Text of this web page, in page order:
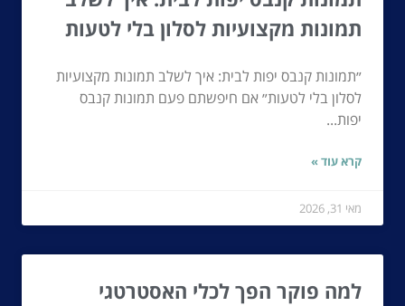
תמונות מקצועיות לסלון בלי לטעות
״תמונות קנבס יפות לבית: איך לשלב תמונות מקצועיות
לסלון בלי לטעות״ אם חיפשתם פעם תמונות קנבס
יפות...
קרא עוד »
מאי 31, 2026
למה פוקר הפך לכלי האסטרטגי